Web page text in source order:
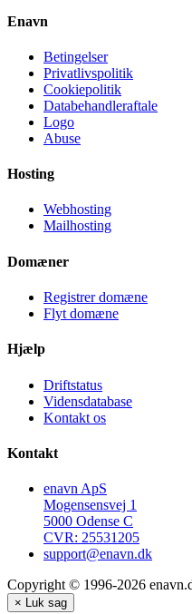
Enavn
Betingelser
Privatlivspolitik
Cookiepolitik
Databehandleraftale
Logo
Abuse
Hosting
Webhosting
Mailhosting
Domæner
Registrer domæne
Flyt domæne
Hjælp
Driftstatus
Vidensdatabase
Kontakt os
Kontakt
enavn ApS
Mogensensvej 1
5000 Odense C
CVR: 25531205
support@enavn.dk
Copyright © 1996-2026
× Luk sag